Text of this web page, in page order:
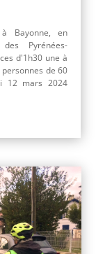
Bayonne, en
Pyrénées-
d'1h30 une à
de 60
12 mars 2024